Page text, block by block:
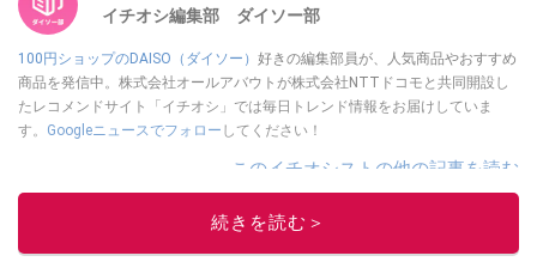
イチオシ編集部 ダイソー部
100円ショップのDAISO（ダイソー） 好きの編集部員が、人気商品やおすすめ
商品を発信中。株式会社オールアバウトが株式会社NTTドコモと共同開設し
たレコメンドサイト「イチオシ」では毎日トレンド情報をお届けしていま
す。 Googleニュースでフォロー してください！
このイチオシストの他の記事を読む
続きを読む＞